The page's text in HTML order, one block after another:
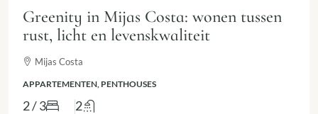
Greenity in Mijas Costa: wonen tussen
rust, licht en levenskwaliteit
Mijas Costa
APPARTEMENTEN, PENTHOUSES
2 / 3 2